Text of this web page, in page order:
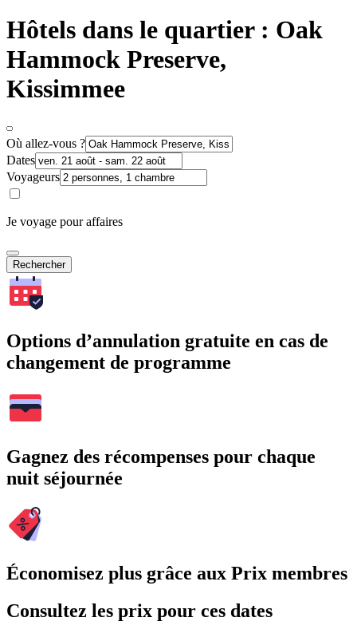
Hôtels dans le quartier : Oak
Hammock Preserve,
Kissimmee
Où allez-vous ?
Dates
Voyageurs
Je voyage pour affaires
Rechercher
Options d’annulation gratuite en cas de
changement de programme
Gagnez des récompenses pour chaque
nuit séjournée
Économisez plus grâce aux Prix membres
Consultez les prix pour ces dates